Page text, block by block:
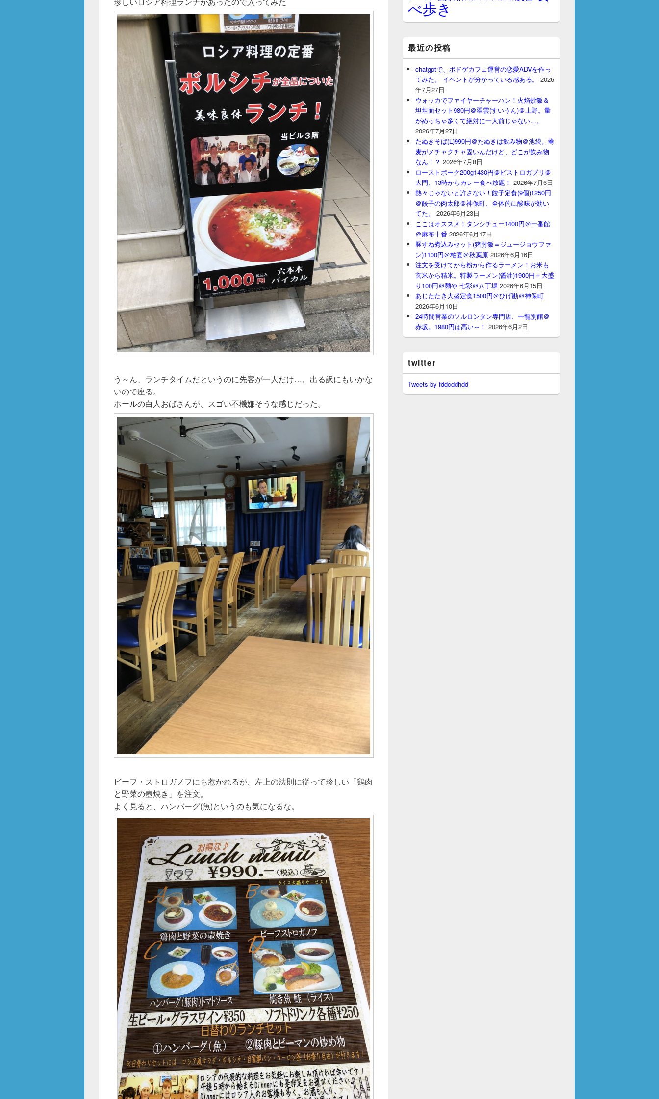
う～ん、ランチタイムだというのに先客が一人だけ…。出る訳にもいかな
いので座る。
ホールの白人おばさんが、スゴい不機嫌そうな感じだった。
ビーフ・ストロガノフにも惹かれるが、左上の法則に従って珍しい「鶏肉
と野菜の壺焼き」を注文。
よく見ると、ハンバーグ(魚)というのも気になるな。
べ歩き
最近の投稿
chatgptで、ボドゲカフェ運営の恋愛ADVを作っ
てみた。 イベントが分かっている感ある。
2026
年7月27日
ウォッカでファイヤーチャーハン！火焰炒飯＆
坦坦面セット980円＠翠雲(すいうん)＠上野。量
がめっちゃ多くて絶対に一人前じゃない…。
2026年7月27日
たぬきそば(L)990円＠たぬきは飲み物＠池袋。蕎
麦がメチャクチャ固いんだけど、どこが飲み物
なん！？ 2026年7月8日
ローストポーク200g1430円＠ビストロガブリ＠
大門、13時からカレー食べ放題！ 2026年7月6日
熱々じゃないと許さない！餃子定食(9個)1250円
＠餃子の肉太郎＠神保町、全体的に酸味が効い
てた。
2026年6月23日
ここはオススメ！タンシチュー1400円＠一番館
＠麻布十番 2026年6月17日
豚すね煮込みセット(猪肘飯＝ジュージョウファ
ン)1100円＠柏宴＠秋葉原 2026年6月16日
注文を受けてから粉から作るラーメン！お米も
玄米から精米。特製ラーメン(醤油)1900円＋大盛
り100円＠麺や 七彩＠八丁堀 2026年6月15日
あじたたき大盛定食1500円＠ひげ勘＠神保町
2026年6月10日
24時間営業のソルロンタン専門店、一龍別館＠
赤坂。1980円は高い～！ 2026年6月2日
twitter
Tweets by fddcddhdd